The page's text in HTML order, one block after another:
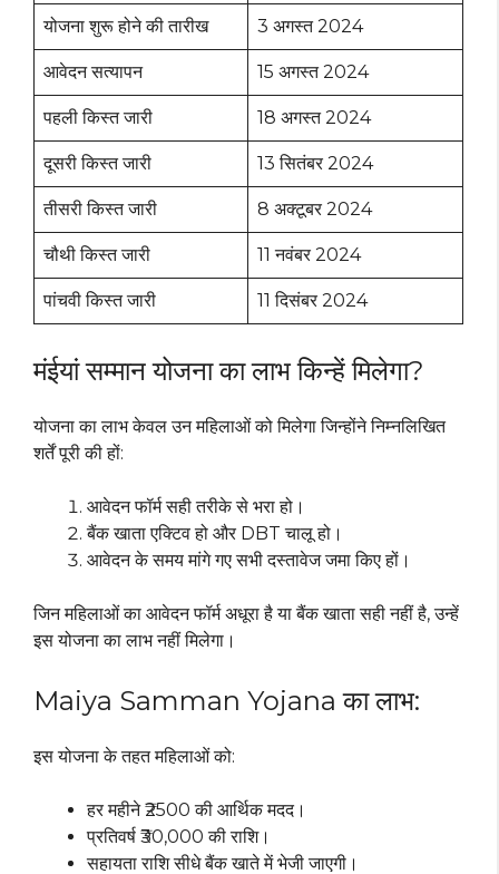
योजना शुरू होने की तारीख 3 अगस्त 2024
आवेदन सत्यापन 15 अगस्त 2024
पहली किस्त जारी 18 अगस्त 2024
दूसरी किस्त जारी 13 सितंबर 2024
तीसरी किस्त जारी 8 अक्टूबर 2024
चौथी किस्त जारी 11 नवंबर 2024
पांचवी किस्त जारी 11 दिसंबर 2024
मंईयां सम्मान योजना का लाभ किन्हें मिलेगा?
योजना का लाभ केवल उन महिलाओं को मिलेगा जिन्होंने निम्नलिखित
शर्तें पूरी की हों:
आवेदन फॉर्म सही तरीके से भरा हो।
बैंक खाता एक्टिव हो और DBT चालू हो।
आवेदन के समय मांगे गए सभी दस्तावेज जमा किए हों।
जिन महिलाओं का आवेदन फॉर्म अधूरा है या बैंक खाता सही नहीं है, उन्हें
इस योजना का लाभ नहीं मिलेगा।
Maiya Samman Yojana का लाभ:
इस योजना के तहत महिलाओं को:
हर महीने ₹2500 की आर्थिक मदद।
प्रतिवर्ष ₹30,000 की राशि।
सहायता राशि सीधे बैंक खाते में भेजी जाएगी।